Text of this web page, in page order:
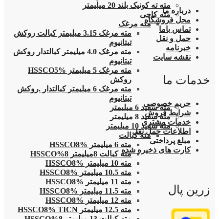
مته ته کونیک بلند 20 میلیمتر
مته کاجی
مته مرغک
مته مرغک 3.15 میلیمتر کبالت روکش
تیتانیوم
مته مرغک 4.0 میلیمتر کبالتدار روکش
تیتانیوم
مته مرغک 5 میلیمتر HSSCO5%
روکش
مته مرغک 6 میلیمتر کبالتدار .روکش
تیتانیوم
مته سفید 6 میلیمتر
مته سفید 8 میلیمتر
مته سفید 10 میلیمتر
مته کبالت
مته 6 میلیمتر HSSCO8%
مته کبالت 8میلیمتر 8%HSSCO
مته 10 میلیمتر HSSCO8%
مته 10.5 میلیمتر HSSCO8%
مته 11 میلیمتر HSSCO8%
مته 11.5 میلیمتر HSSCO8%
مته 12 میلیمتر HSSCO8%
مته 12.5 میلیمتر HSSCO8% TICN
درباره ما
محل فروشگاه
تماس باما
حمل و نقل
خبرنامه
نقشه سایت
خدمات ما
حریم خصوصی
شرایط فروش
خدمات مشتری
اطلاعات حمل نقل
مبلغ پرداختی
کارت های ذخیره شده
زرین پال